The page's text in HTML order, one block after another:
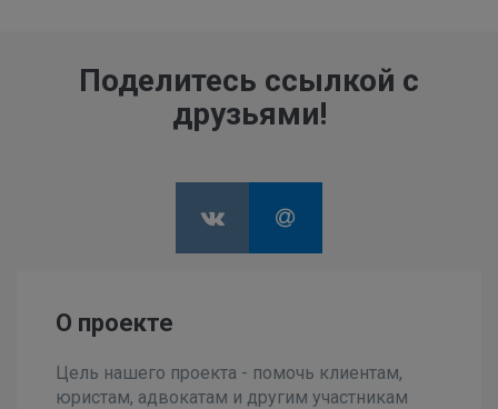
Поделитесь ссылкой с
друзьями!
О проекте
Цель нашего проекта - помочь клиентам,
юристам, адвокатам и другим участникам